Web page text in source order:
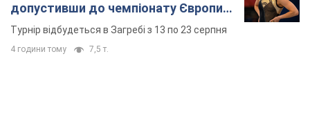
допустивши до чемпіонату Європи
основних спортсменів
Турнір відбудеться в Загребі з 13 по 23 серпня
4 години тому 7,5 т.